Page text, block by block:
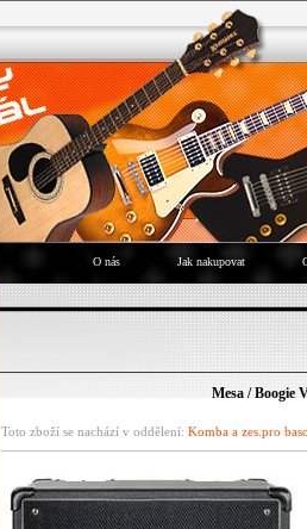
O nás Jak nakupovat
Mesa / Boogie
Toto zboží se nachází v oddělení: Komba a zes.pro